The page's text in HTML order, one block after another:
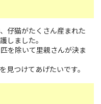
仔猫がたくさん産まれた
しました。
を除いて里親さんが決ま
見つけてあげたいです。